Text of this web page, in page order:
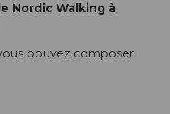
Nordic Walking à
pouvez composer